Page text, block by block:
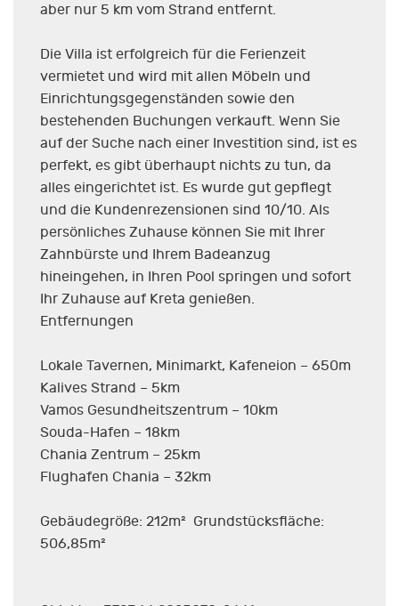
aber nur 5 km vom Strand entfernt.
Die Villa ist erfolgreich für die Ferienzeit
vermietet und wird mit allen Möbeln und
Einrichtungsgegenständen sowie den
bestehenden Buchungen verkauft. Wenn Sie
auf der Suche nach einer Investition sind, ist es
perfekt, es gibt überhaupt nichts zu tun, da
alles eingerichtet ist. Es wurde gut gepflegt
und die Kundenrezensionen sind 10/10. Als
persönliches Zuhause können Sie mit Ihrer
Zahnbürste und Ihrem Badeanzug
hineingehen, in Ihren Pool springen und sofort
Ihr Zuhause auf Kreta genießen.
Entfernungen
Lokale Tavernen, Minimarkt, Kafeneion – 650m
Kalives Strand – 5km
Vamos Gesundheitszentrum – 10km
Souda-Hafen – 18km
Chania Zentrum – 25km
Flughafen Chania – 32km
Gebäudegröße: 212m² Grundstücksfläche:
506,85m²